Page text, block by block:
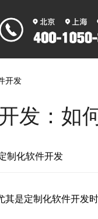
开发
发：如
制化软件开发
是定制化软件开发